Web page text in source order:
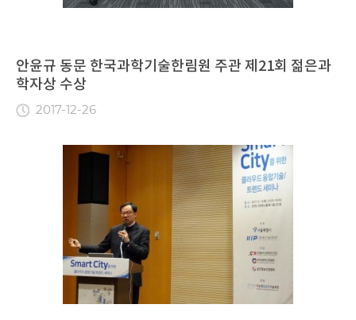
안윤규 동문 한국과학기술한림원 주관 제21회 젊은과
학자상 수상
2017-12-26